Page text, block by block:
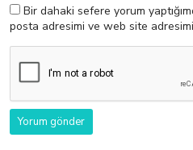
Bir dahaki sefere yorum
posta adresimi ve web site